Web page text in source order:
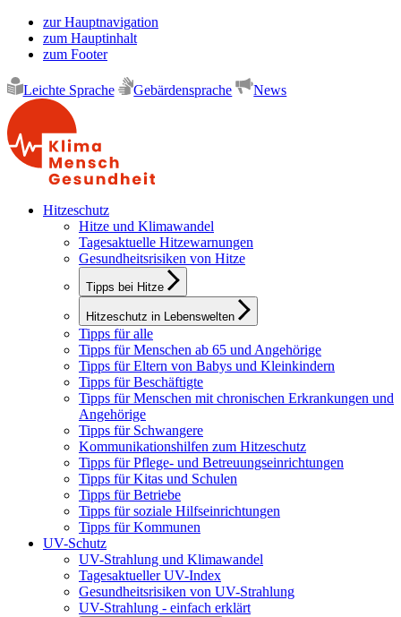
zur Hauptnavigation
zum Hauptinhalt
zum Footer
Leichte Sprache Gebärdensprache News
Hitzeschutz
Hitze und Klimawandel
Tagesaktuelle Hitzewarnungen
Gesundheitsrisiken von Hitze
Tipps bei Hitze
Hitzeschutz in Lebenswelten
Tipps für alle
Tipps für Menschen ab 65 und Angehörige
Tipps für Eltern von Babys und Kleinkindern
Tipps für Beschäftigte
Tipps für Menschen mit chronischen Erkrankungen und
Angehörige
Tipps für Schwangere
Kommunikationshilfen zum Hitzeschutz
Tipps für Pflege- und Betreuungseinrichtungen
Tipps für Kitas und Schulen
Tipps für Betriebe
Tipps für soziale Hilfseinrichtungen
Tipps für Kommunen
UV-Schutz
UV-Strahlung und Klimawandel
Tagesaktueller UV-Index
Gesundheitsrisiken von UV-Strahlung
UV-Strahlung - einfach erklärt